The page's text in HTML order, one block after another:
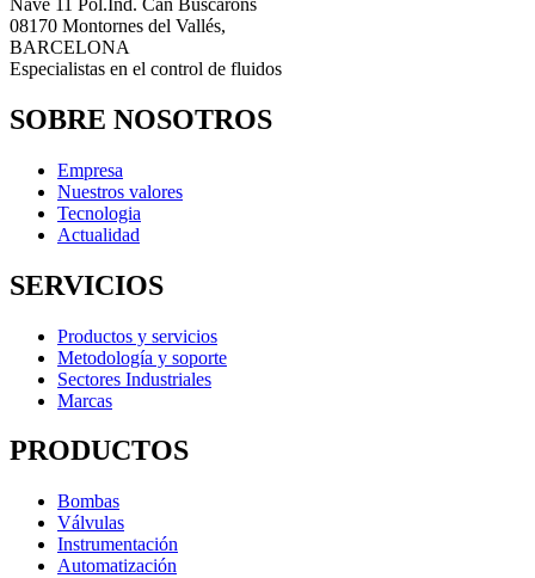
Nave 11 Pol.Ind. Can Buscarons
08170 Montornes del Vallés,
BARCELONA
Especialistas en el control de fluidos
SOBRE NOSOTROS
Empresa
Nuestros valores
Tecnologia
Actualidad
SERVICIOS
Productos y servicios
Metodología y soporte
Sectores Industriales
Marcas
PRODUCTOS
Bombas
Válvulas
Instrumentación
Automatización